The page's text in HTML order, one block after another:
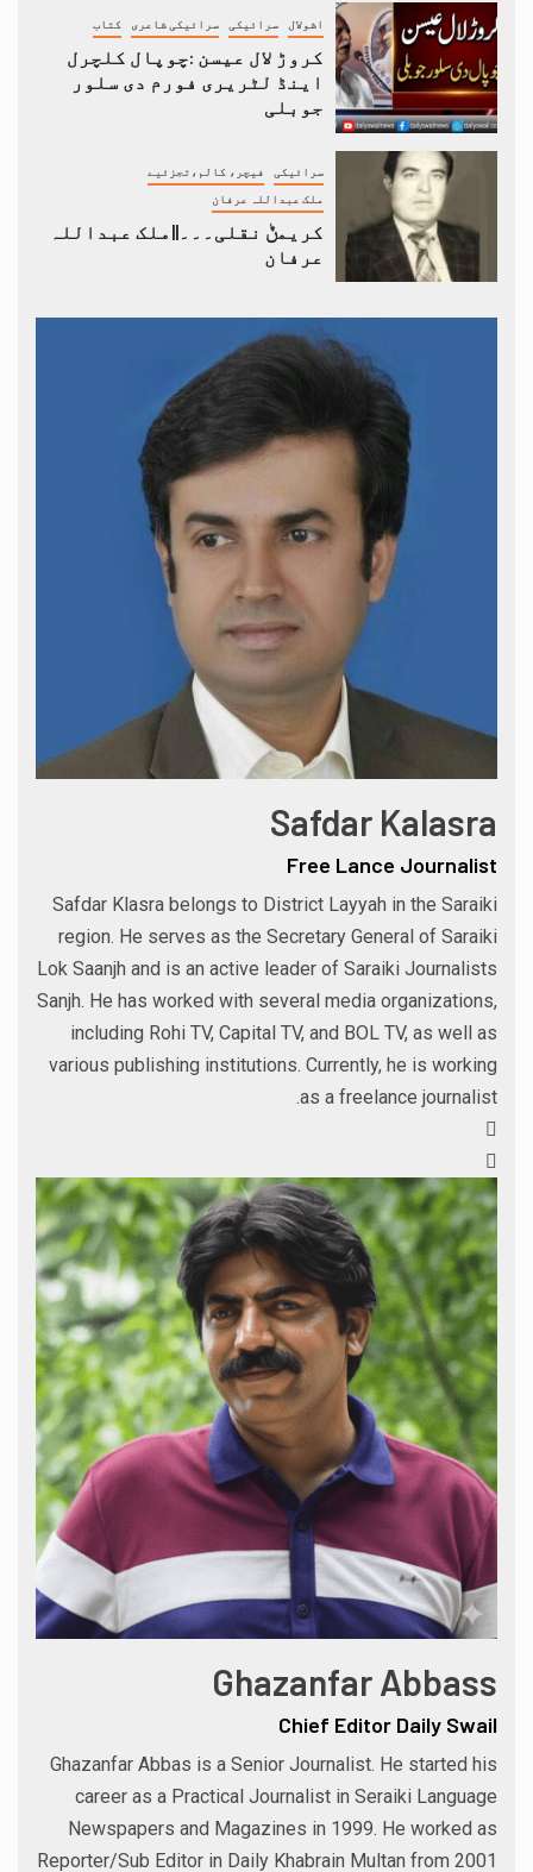
اشولال سرائیکی سرائیکی شاعری کتاب
کروڑ لال عیسن :چوپال کلچرل
اینڈ لٹریری فورم دی سلور
جوبلی
سرائیکی فیچر، کالم،تجزئیے
ملک عبداللہ عرفان
کریمݨ نقلی۔۔۔||ملک عبداللہ
عرفان
Safdar Kalasra
Free Lance Journalist
Safdar Klasra belongs to District Layyah in the Saraiki
region. He serves as the Secretary General of Saraiki
Lok Saanjh and is an active leader of Saraiki Journalists
Sanjh. He has worked with several media organizations,
including Rohi TV, Capital TV, and BOL TV, as well as
various publishing institutions. Currently, he is working
as a freelance journalist.
Ghazanfar Abbass
Chief Editor Daily Swail
Ghazanfar Abbas is a Senior Journalist. He started his
career as a Practical Journalist in Seraiki Language
Newspapers and Magazines in 1999. He worked as
Reporter/Sub Editor in Daily Khabrain Multan from 2001